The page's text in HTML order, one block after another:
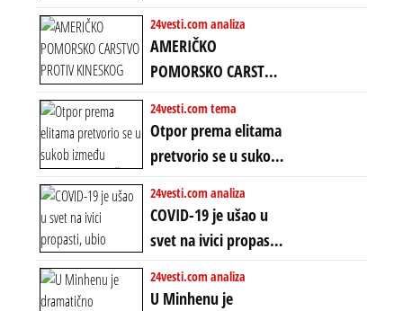
Predstojeći poraz
Amerike u Iranu
uvodi eru
energetskog haosa,
finansijskih
previranja i kolapsa
starog poretka
24vesti.com analiza
AMERIČKO
POMORSKO CARSTVO
PROTIV KINESKOG
KOPNENOG SVETA:
Rat u Iranu je rat za
globalne preferencije
24vesti.com tema
Otpor prema elitama
pretvorio se u sukob
između običnih ljudi:
ZAŠTO SE DEŠAVA
EKSTREMNA
POLARIZACIJA?
24vesti.com analiza
COVID-19 je ušao u
svet na ivici propasti,
ubio milione, ali je
spasao sistem
24vesti.com analiza
U Minhenu je